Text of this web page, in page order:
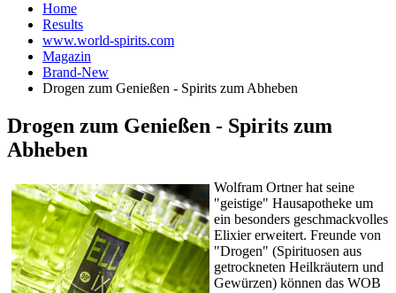
Home
Results
www.world-spirits.com
Magazin
Brand-New
Drogen zum Genießen - Spirits zum Abheben
Drogen zum Genießen - Spirits zum
Abheben
Wolfram Ortner hat seine
"geistige" Hausapotheke um
ein besonders geschmackvolles
Elixier erweitert. Freunde von
"Drogen" (Spirituosen aus
getrockneten Heilkräutern und
Gewürzen) können das WOB